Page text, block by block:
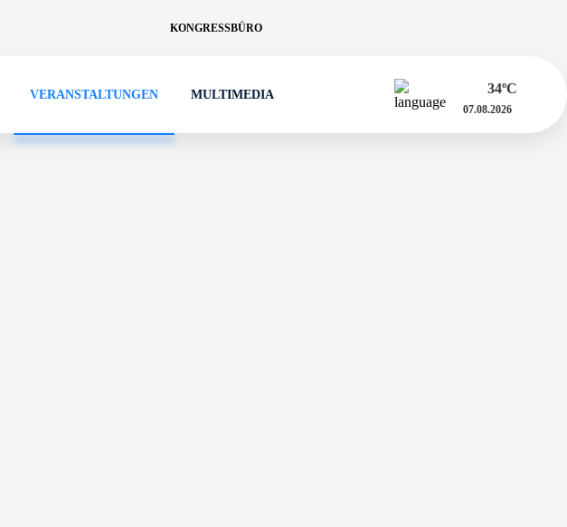
KONGRESSBÜRO
VERANSTALTUNGEN MULTIMEDIA 34ºC
07.08.2026